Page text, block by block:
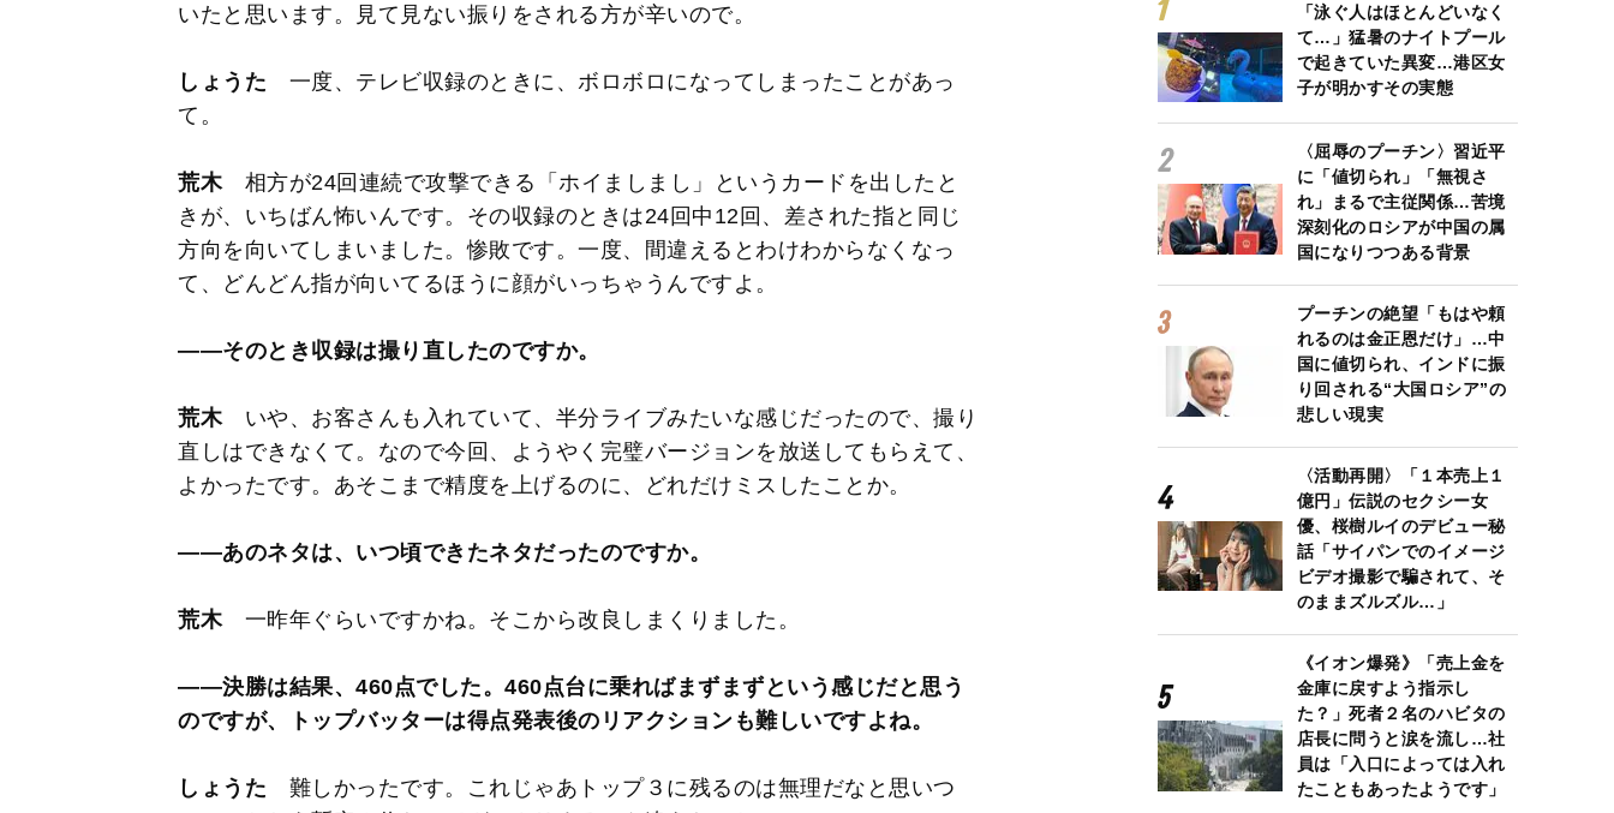
いたと思います。見て見ない振りをされる方が辛いので。
しょうた 一度、テレビ収録のときに、ボロボロになってしまったことがあっ
て。
荒木相方が24回連続で攻撃できる「ホイましまし」というカードを出したと
きが、いちばん怖いんです。その収録のときは24回中12回、差された指と同じ
方向を向いてしまいました。惨敗です。一度、間違えるとわけわからなくなっ
て、どんどん指が向いてるほうに顔がいっちゃうんですよ。
――そのとき収録は撮り直したのですか。
荒木いや、お客さんも入れていて、半分ライブみたいな感じだったので、撮り
直しはできなくて。なので今回、ようやく完璧バージョンを放送してもらえて、
よかったです。あそこまで精度を上げるのに、どれだけミスしたことか。
――あのネタは、いつ頃できたネタだったのですか。
荒木一昨年ぐらいですかね。そこから改良しまくりました。
――決勝は結果、460点でした。460点台に乗ればまずまずという感じだと思う
のですが、トップバッターは得点発表後のリアクションも難しいですよね。
しょうた 難しかったです。これじゃあトップ３に残るのは無理だなと思いつ
「泳ぐ人はほとんどいなく
て…」猛暑のナイトプール
で起きていた異変…港区女
子が明かすその実態
〈屈辱のプーチン〉習近平
に「値切られ」「無視さ
れ」まるで主従関係…苦境
深刻化のロシアが中国の属
国になりつつある背景
プーチンの絶望「もはや頼
れるのは金正恩だけ」…中
国に値切られ、インドに振
り回される“大国ロシア”の
悲しい現実
〈活動再開〉「１本売上１
億円」伝説のセクシー女
優、桜樹ルイのデビュー秘
話「サイパンでのイメージ
ビデオ撮影で騙されて、そ
のままズルズル…」
《イオン爆発》「売上金を
金庫に戻すよう指示し
た？」死者２名のハビタの
店長に問うと涙を流し…社
員は「入口によっては入れ
たこともあったようです」